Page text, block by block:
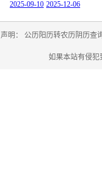
2025-09-10 2025-12-06
声明： 公历阳历转农历阴历查
如果本站有侵犯